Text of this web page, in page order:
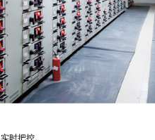
把控。